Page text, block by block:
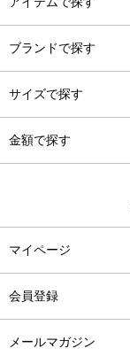
ブランドで探す
サイズで探す
金額で探す
マイページ
会員登録
メールマガジン